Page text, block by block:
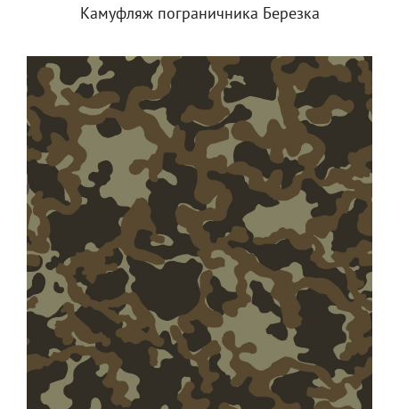
Камуфляж пограничника Березка